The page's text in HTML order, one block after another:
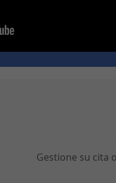
Gestione su cita